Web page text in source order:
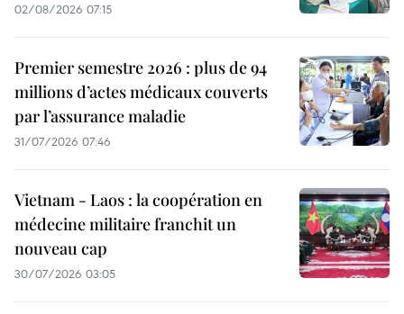
02/08/2026 07:15
Premier semestre 2026 : plus de 94
millions d’actes médicaux couverts
par l’assurance maladie
31/07/2026 07:46
Vietnam - Laos : la coopération en
médecine militaire franchit un
nouveau cap
30/07/2026 03:05